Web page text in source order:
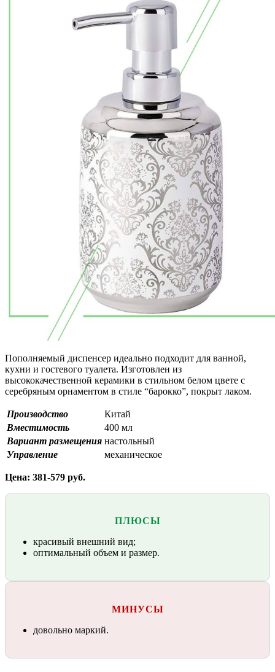
Пополняемый диспенсер идеально подходит для ванной,
кухни и гостевого туалета. Изготовлен из
высококачественной керамики в стильном белом цвете с
серебряным орнаментом в стиле “барокко”, покрыт лаком.
Производство
Китай
Вместимость
400 мл
Вариант размещения настольный
Управление
механическое
Цена: 381-579 руб.
ПЛЮСЫ
красивый внешний вид;
оптимальный объем и размер.
МИНУСЫ
довольно маркий.